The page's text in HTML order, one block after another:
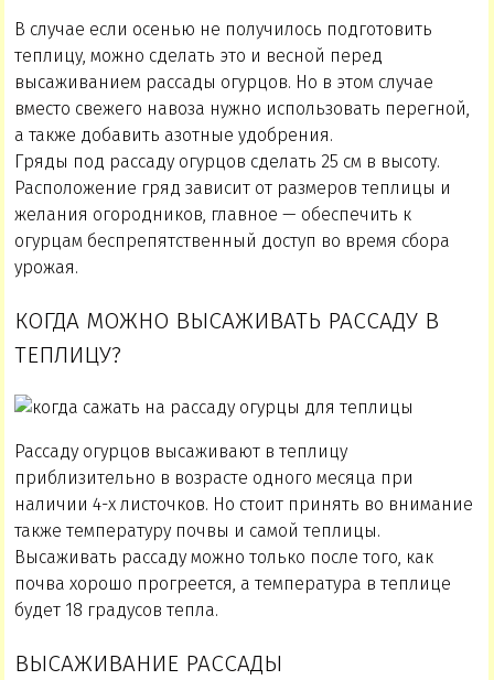
В случае если осенью не получилось подготовить
теплицу, можно сделать это и весной перед
высаживанием рассады огурцов. Но в этом случае
вместо свежего навоза нужно использовать перегной,
а также добавить азотные удобрения.
Гряды под рассаду огурцов сделать 25 см в высоту.
Расположение гряд зависит от размеров теплицы и
желания огородников, главное — обеспечить к
огурцам беспрепятственный доступ во время сбора
урожая.
КОГДА МОЖНО ВЫСАЖИВАТЬ РАССАДУ В
ТЕПЛИЦУ?
Рассаду огурцов высаживают в теплицу
приблизительно в возрасте одного месяца при
наличии 4-х листочков. Но стоит принять во внимание
также температуру почвы и самой теплицы.
Высаживать рассаду можно только после того, как
почва хорошо прогреется, а температура в теплице
будет 18 градусов тепла.
ВЫСАЖИВАНИЕ РАССАДЫ